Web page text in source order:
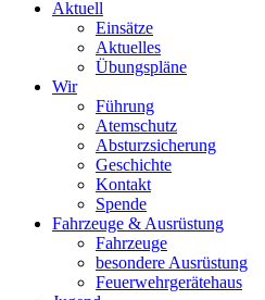
Aktuell
Einsätze
Aktuelles
Übungspläne
Wir
Führung
Atemschutz
Absturzsicherung
Geschichte
Kontakt
Spende
Fahrzeuge & Ausrüstung
Fahrzeuge
besondere Ausrüstung
Feuerwehrgerätehaus